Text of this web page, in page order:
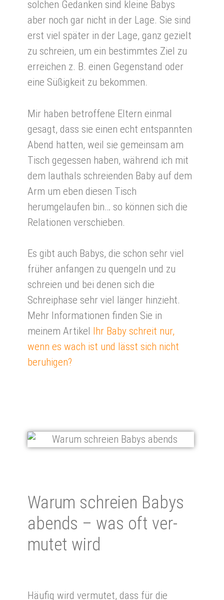
solchen Gedanken sind kleine Babys
aber noch gar nicht in der Lage. Sie sind
erst viel später in der Lage, ganz gezielt
zu schreien, um ein bestimmtes Ziel zu
erreichen z. B. einen Gegenstand oder
eine Süßigkeit zu bekommen.
Mir haben betroffene Eltern einmal
gesagt, dass sie einen echt entspannten
Abend hatten, weil sie gemeinsam am
Tisch gegessen haben, während ich mit
dem lauthals schreienden Baby auf dem
Arm um eben diesen Tisch
herumgelaufen bin… so können sich die
Relationen verschieben.
Es gibt auch Babys, die schon sehr viel
früher anfangen zu quengeln und zu
schreien und bei denen sich die
Schreiphase sehr viel länger hinzieht.
Mehr Informationen finden Sie in
meinem Artikel
Ihr Baby schreit nur,
wenn es wach ist und lässt sich nicht
beruhigen?
Wa­rum schrei­en Babys
abends – was oft ver­
mu­tet wird
Häufig wird vermutet, dass für die